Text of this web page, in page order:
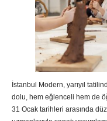
İstanbul Modern, yarıyıl
dolu, hem eğlenceli hem de
31 Ocak tarihleri arasında